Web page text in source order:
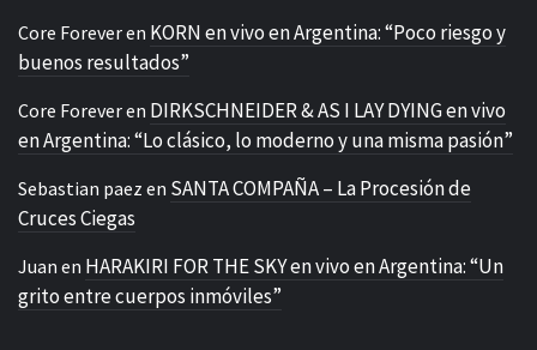
Core Foreveren KORN en vivo en Argentina: “Poco riesgo y
buenos resultados”
Core Foreveren DIRKSCHNEIDER & AS I LAY DYING en vivo
en Argentina: “Lo clásico, lo moderno y una misma pasión”
Sebastian paez en SANTA COMPAÑA – La Procesión de
Cruces Ciegas
Juan en HARAKIRI FOR THE SKY en vivo en Argentina: “Un
grito entre cuerpos inmóviles”